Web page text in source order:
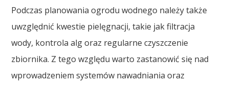
Podczas planowania ogrodu wodnego należy także
uwzględnić kwestie pielęgnacji, takie jak filtracja
wody, kontrola alg oraz regularne czyszczenie
zbiornika. Z tego względu warto zastanowić się nad
wprowadzeniem systemów nawadniania oraz